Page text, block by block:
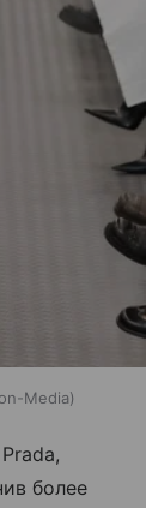
Media
более